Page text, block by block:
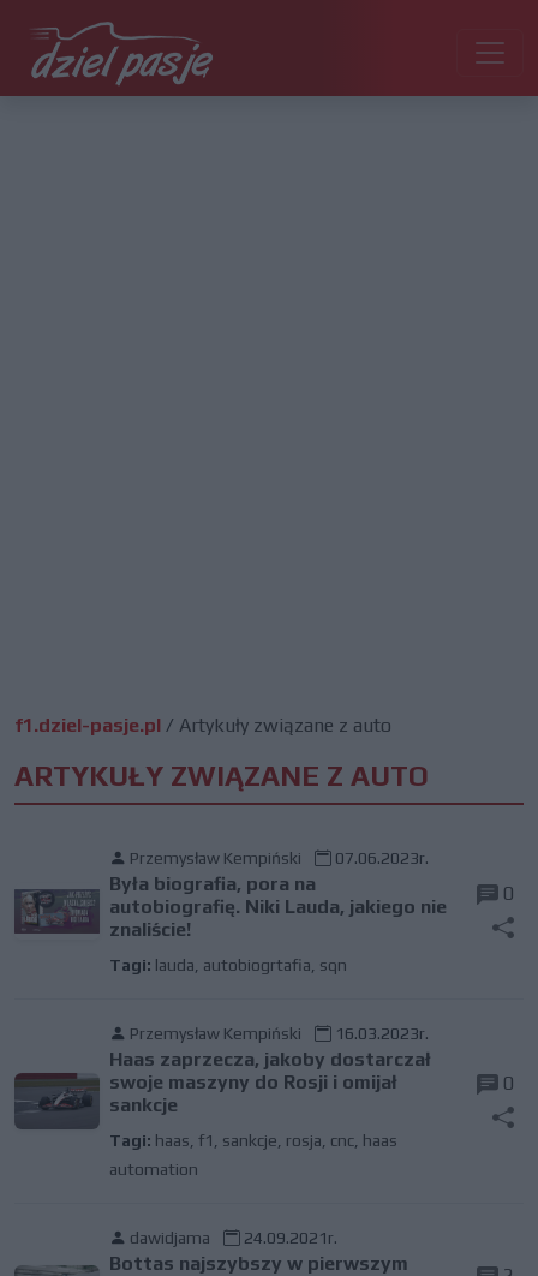
f1.dziel-pasje.pl / Artykuły związane z auto
ARTYKUŁY ZWIĄZANE Z AUTO
Przemysław Kempiński 07.06.2023r.
Była biografia, pora na
autobiografię. Niki Lauda, jakiego nie
znaliście!
Tagi: lauda autobiogrtafia sqn
0
Przemysław Kempiński 16.03.2023r.
Haas zaprzecza, jakoby dostarczał
swoje maszyny do Rosji i omijał
sankcje
Tagi: haas f1 sankcje rosja cnc, haas
automation
0
dawidjama 24.09.2021r.
Bottas najszybszy w pierwszym